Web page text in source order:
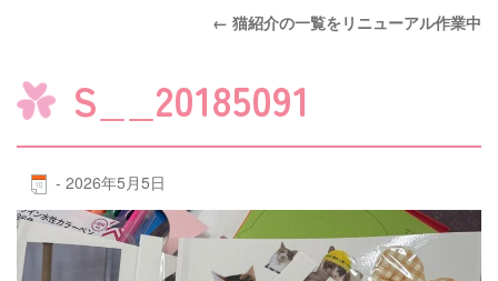
← 猫紹介の一覧をリニューアル作業中
S__20185091
- 2026年5月5日